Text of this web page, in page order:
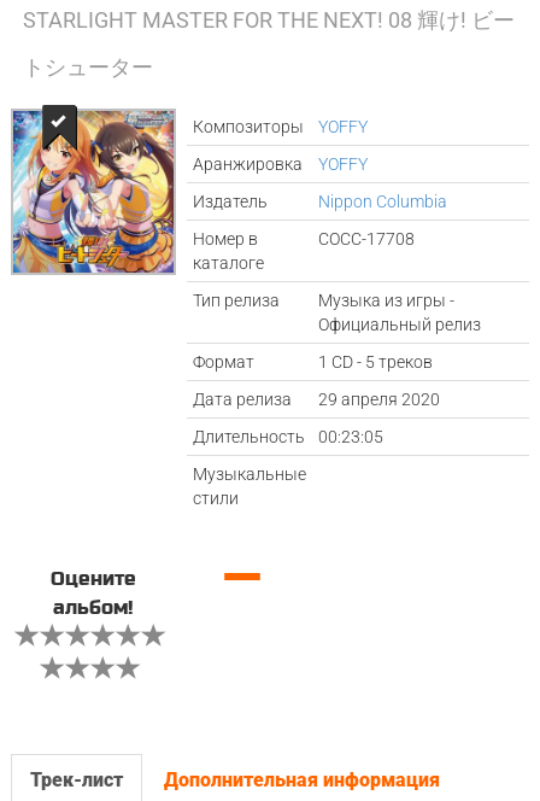
STARLIGHT MASTER FOR THE NEXT! 08 輝け! ビー
トシューター
Композиторы
YOFFY
Аранжировка
YOFFY
Издатель
Nippon Columbia
Номер в
каталоге
COCC-17708
Тип релиза
Музыка из игры -
Официальный релиз
Формат
1 CD - 5 треков
Дата релиза
29 апреля 2020
Длительность
00:23:05
Музыкальные
стили
Оцените
альбом!
—
Трек-лист Дополнительная информация